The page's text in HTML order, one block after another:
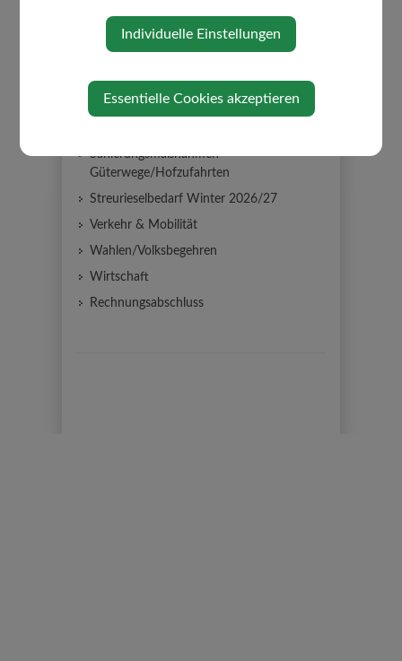
ID Austria
Lebenslagen
Links/Adressen
Sanierungsmaßnahmen
Güterwege/Hofzufahrten
Streurieselbedarf Winter 2026/27
Verkehr & Mobilität
Wahlen/Volksbegehren
Wirtschaft
Rechnungsabschluss
Individuelle Einstellungen
Essentielle Cookies akzeptieren